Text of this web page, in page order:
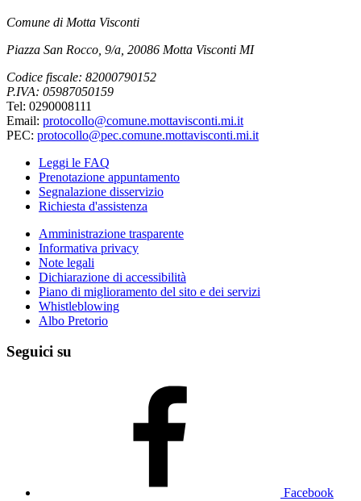
Comune di Motta Visconti
Piazza San Rocco, 9/a, 20086 Motta Visconti MI
Codice fiscale: 82000790152
P.IVA: 05987050159
Tel: 0290008111
Email: protocollo@comune.mottavisconti.mi.it
PEC: protocollo@pec.comune.mottavisconti.mi.it
Leggi le FAQ
Prenotazione appuntamento
Segnalazione disservizio
Richiesta d'assistenza
Amministrazione trasparente
Informativa privacy
Note legali
Dichiarazione di accessibilità
Piano di miglioramento del sito e dei servizi
Whistleblowing
Albo Pretorio
Seguici su
Facebook